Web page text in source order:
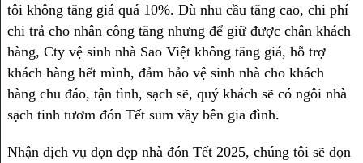
tôi không tăng giá quá 10%. Dù nhu cầu tăng cao, chi phí
chi trả cho nhân công tăng nhưng để giữ được chân khách
hàng, Cty vệ sinh nhà Sao Việt không tăng giá, hỗ trợ
khách hàng hết mình, đảm bảo vệ sinh nhà cho khách
hàng chu đáo, tận tình, sạch sẽ, quý khách sẽ có ngôi nhà
sạch tinh tươm đón Tết sum vầy bên gia đình.
Nhận dịch vụ dọn dẹp nhà đón Tết 2025, chúng tôi sẽ dọn